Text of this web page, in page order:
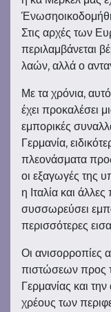
Στις αρχές των
περιλαμβάνεται
λαών, αλλά ο
Με τα χρόνια,
έχει προκαλέσει
εμπορικές
Γερμανία,
πλεονάσματα
οι εξαγωγές της
η Ιταλία και
συσσωρεύσει
περισσότερες
Οι ανισορροπίες
πιστώσεων προς
Γερμανίας και
χρέους των